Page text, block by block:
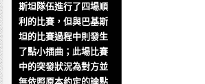
斯坦隊伍進行了四場順
利的比賽，但與巴基斯
坦的比賽過程中則發生
了點小插曲；此場比賽
中的突發狀況為對方並
無依照原本約定的論點